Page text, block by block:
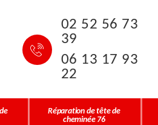
02 52 56 73
39
06 13 17 93
22
Réparation de tête de
cheminée 76